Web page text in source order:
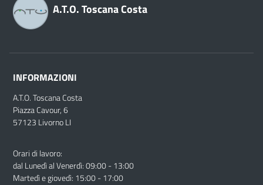
A.T.O. Toscana Costa
INFORMAZIONI
A.T.O. Toscana Costa
Piazza Cavour, 6
57123 Livorno LI
Orari di lavoro:
dal Lunedì al Venerdì: 09:00 - 13:00
Martedì e giovedì: 15:00 - 17:00